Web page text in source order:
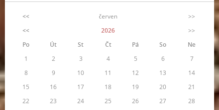
<< červen
>>
<<
2026
>>
Po
Út St Čt Pá So
Ne
1
2 3 4 5 6
7
8
9 10 11 12 13
14
15
16 17 18 19 20
21
22
23 24 25 26 27
28